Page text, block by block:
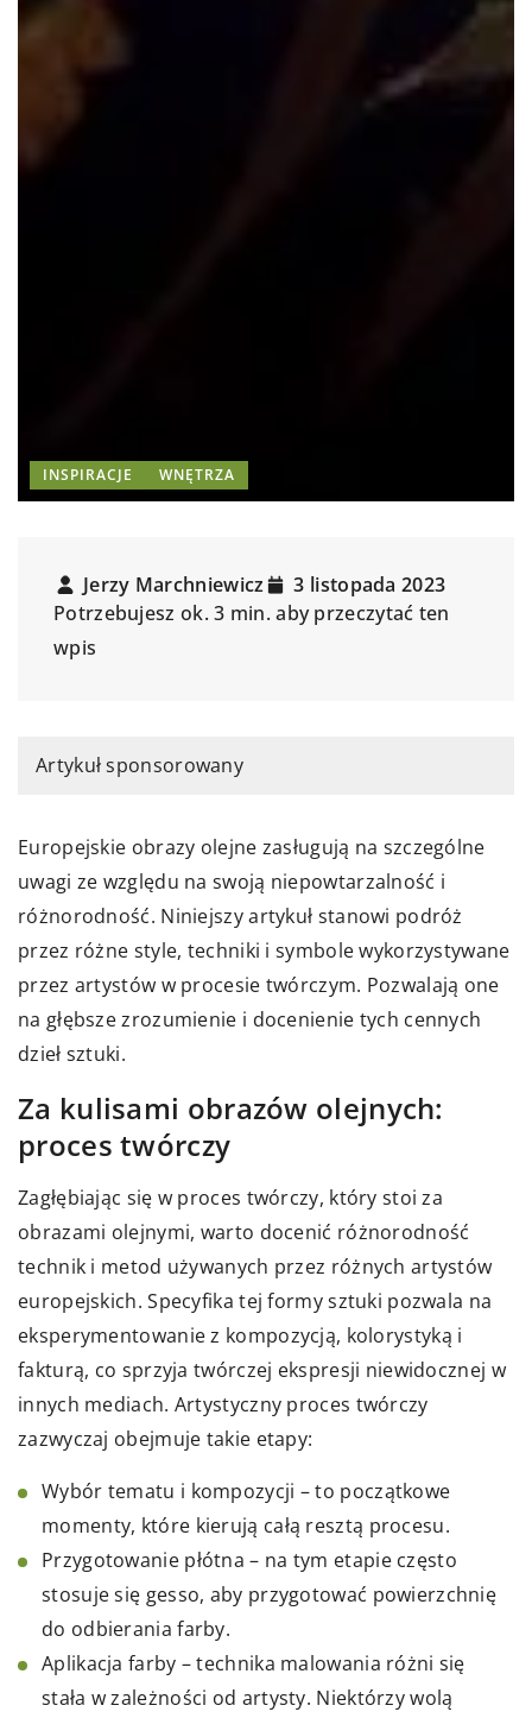
INSPIRACJE WNĘTRZA
Jerzy Marchniewicz
3 listopada 2023
Potrzebujesz ok. 3 min. aby przeczytać ten
wpis
Artykuł sponsorowany
Europejskie obrazy olejne zasługują na szczególne
uwagi ze względu na swoją niepowtarzalność i
różnorodność. Niniejszy artykuł stanowi podróż
przez różne style, techniki i symbole wykorzystywane
przez artystów w procesie twórczym. Pozwalają one
na głębsze zrozumienie i docenienie tych cennych
dzieł sztuki.
Za kulisami obrazów olejnych:
proces twórczy
Zagłębiając się w proces twórczy, który stoi za
obrazami olejnymi, warto docenić różnorodność
technik i metod używanych przez różnych artystów
europejskich. Specyfika tej formy sztuki pozwala na
eksperymentowanie z kompozycją, kolorystyką i
fakturą, co sprzyja twórczej ekspresji niewidocznej w
innych mediach. Artystyczny proces twórczy
zazwyczaj obejmuje takie etapy:
Wybór tematu i kompozycji – to początkowe
momenty, które kierują całą resztą procesu.
Przygotowanie płótna – na tym etapie często
stosuje się gesso, aby przygotować powierzchnię
do odbierania farby.
Aplikacja farby – technika malowania różni się
stała w zależności od artysty. Niektórzy wolą